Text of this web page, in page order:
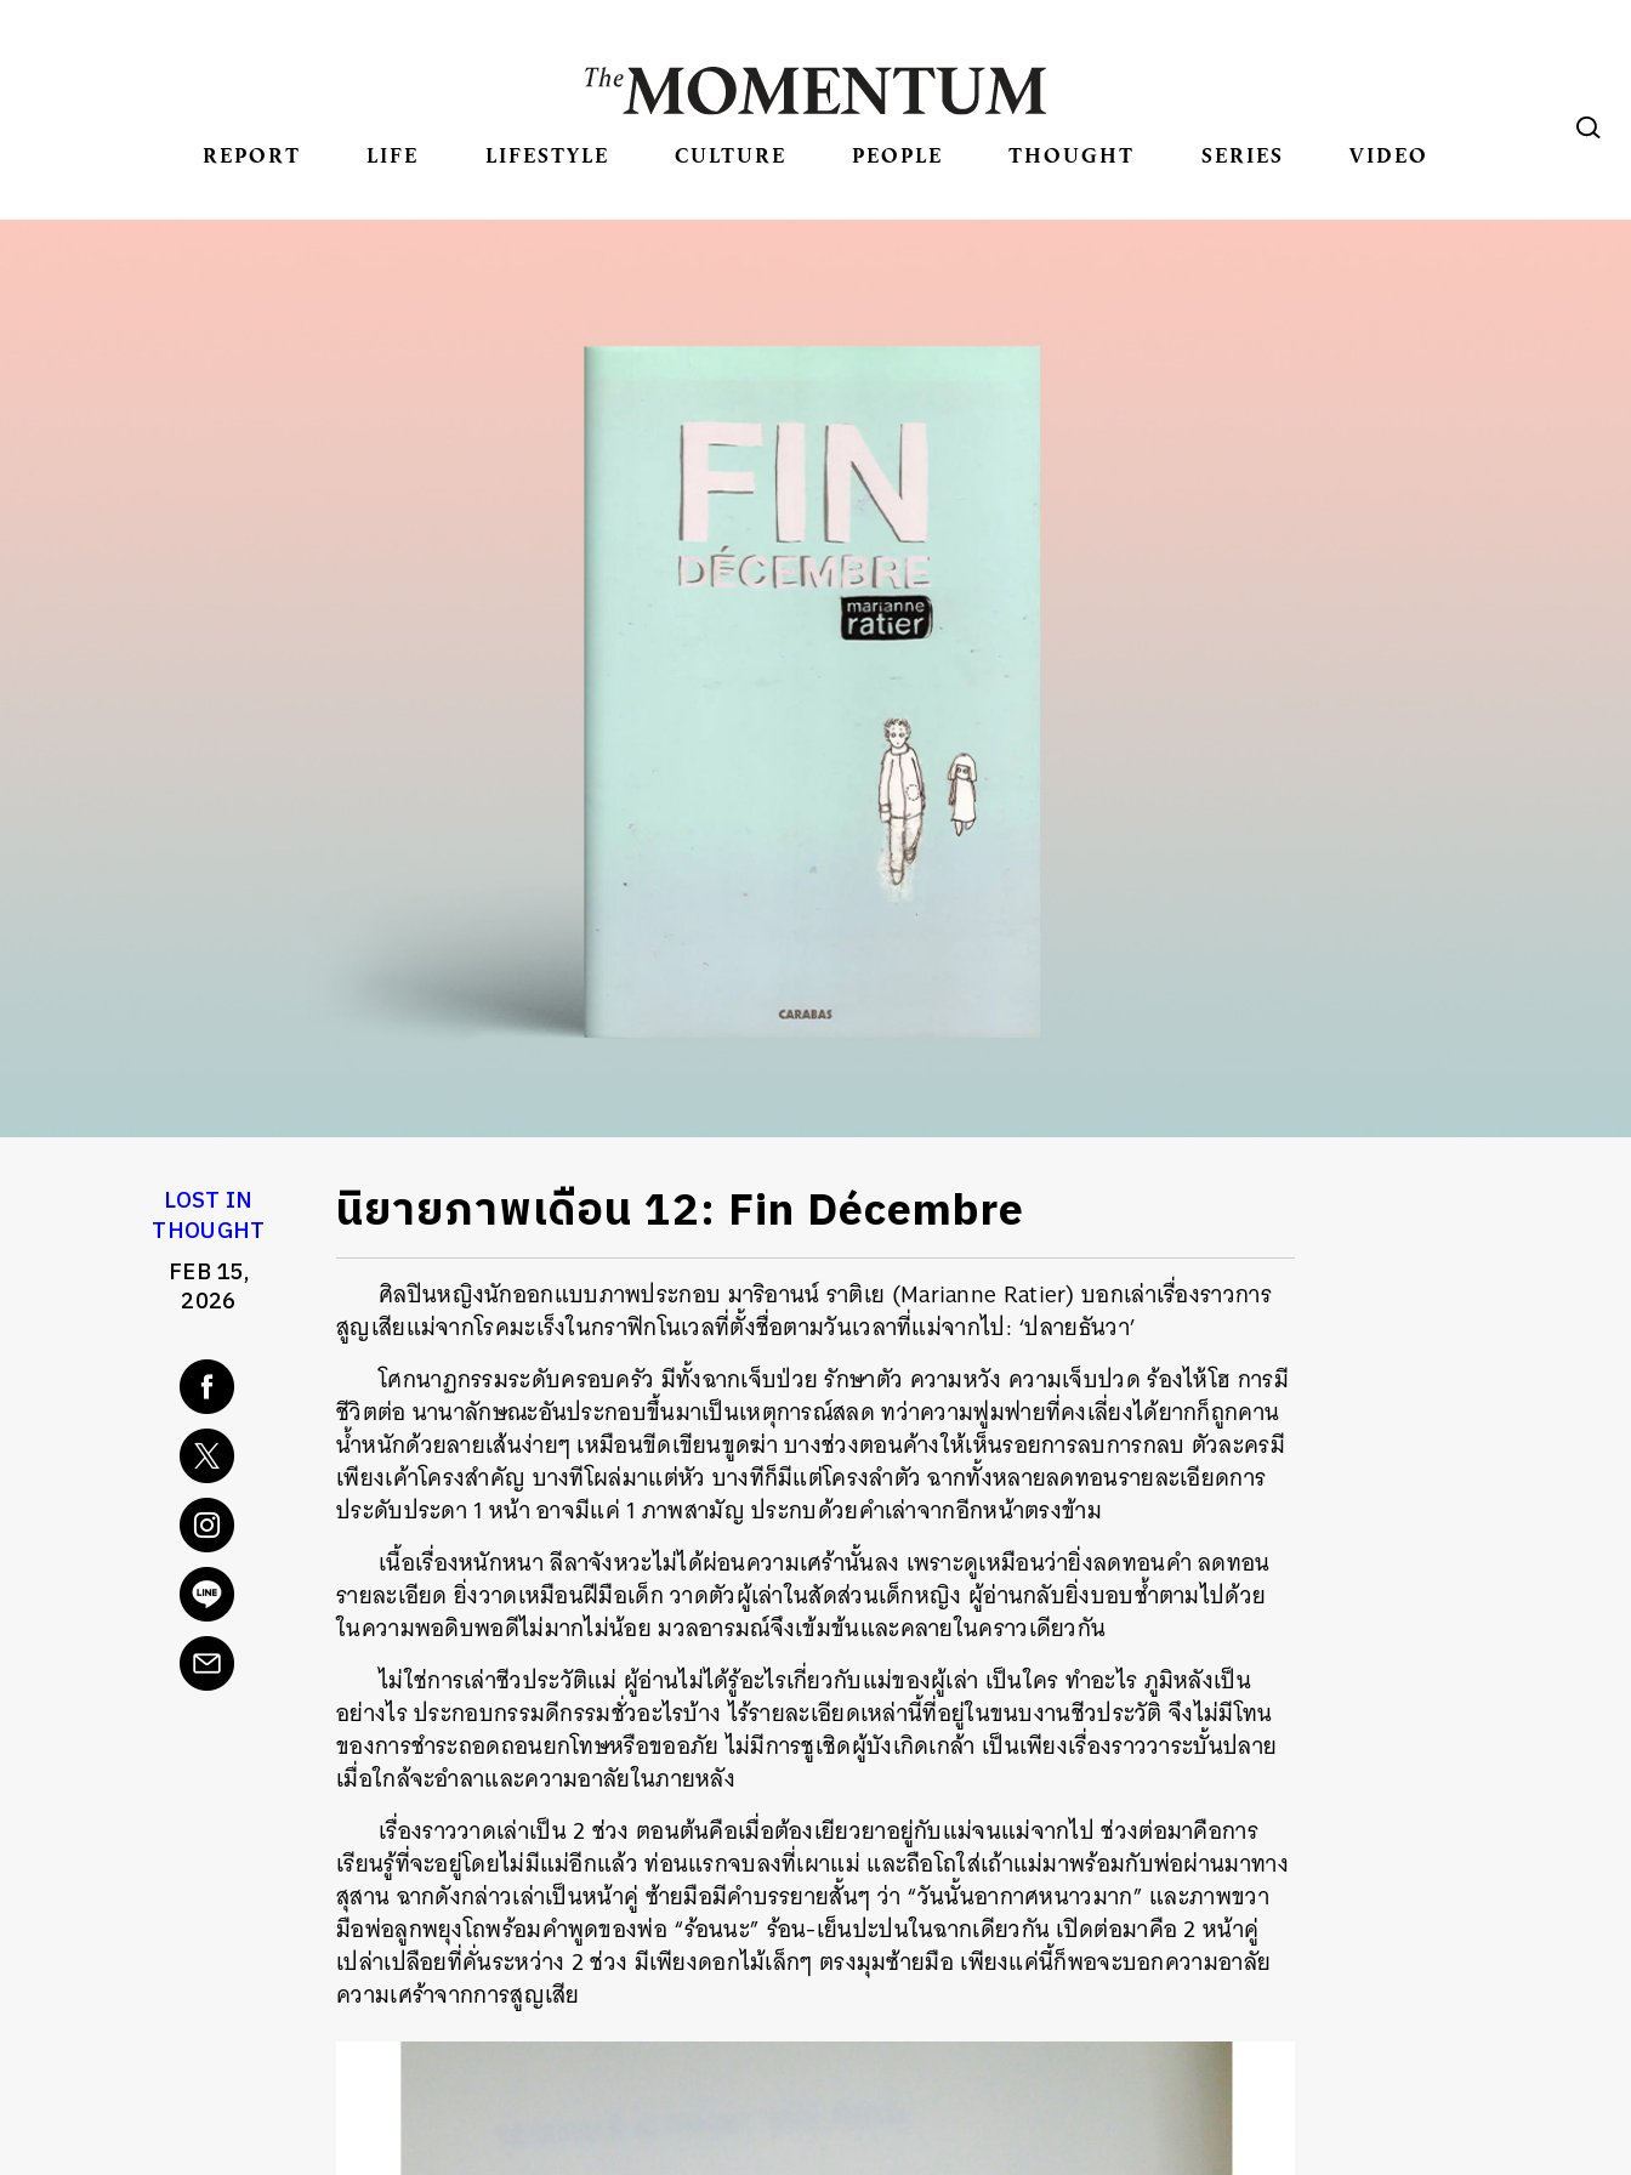
REPORT LIFE LIFESTYLE CULTURE PEOPLE THOUGHT SERIES VIDEO
LOST IN
THOUGHT
FEB 15,
2026
นิยายภาพเดือน 12: Fin Décembre
ศิลปินหญิงนักออกแบบภาพประกอบ มาริอานน์ ราติเย (Marianne Ratier) บอกเล่าเรื่องราวการ
สูญเสียแม่จากโรคมะเร็งในกราฟิกโนเวลที่ตั้งชื่อตามวันเวลาที่แม่จากไป: ‘ปลายธันวา’
โศกนาฏกรรมระดับครอบครัว มีทั้งฉากเจ็บป่วย รักษาตัว ความหวัง ความเจ็บปวด ร้องไห้โฮ การมี
ชีวิตต่อ นานาลักษณะอันประกอบขึ้นมาเป็นเหตุการณ์สลด ทว่าความฟูมฟายที่คงเลี่ยงได้ยากก็ถูกคาน
น้ำหนักด้วยลายเส้นง่ายๆ เหมือนขีดเขียนขูดฆ่า บางช่วงตอนค้างให้เห็นรอยการลบการกลบ ตัวละครมี
เพียงเค้าโครงสำคัญ บางทีโผล่มาแต่หัว บางทีก็มีแต่โครงลำตัว ฉากทั้งหลายลดทอนรายละเอียดการ
ประดับประดา 1 หน้า อาจมีแค่ 1 ภาพสามัญ ประกบด้วยคำเล่าจากอีกหน้าตรงข้าม
เนื้อเรื่องหนักหนา ลีลาจังหวะไม่ได้ผ่อนความเศร้านั้นลง เพราะดูเหมือนว่ายิ่งลดทอนคำ ลดทอน
รายละเอียด ยิ่งวาดเหมือนฝีมือเด็ก วาดตัวผู้เล่าในสัดส่วนเด็กหญิง ผู้อ่านกลับยิ่งบอบช้ำตามไปด้วย
ในความพอดิบพอดีไม่มากไม่น้อย มวลอารมณ์จึงเข้มข้นและคลายในคราวเดียวกัน
ไม่ใช่การเล่าชีวประวัติแม่ ผู้อ่านไม่ได้รู้อะไรเกี่ยวกับแม่ของผู้เล่า เป็นใคร ทำอะไร ภูมิหลังเป็น
อย่างไร ประกอบกรรมดีกรรมชั่วอะไรบ้าง ไร้รายละเอียดเหล่านี้ที่อยู่ในขนบงานชีวประวัติ จึงไม่มีโทน
ของการชำระถอดถอนยกโทษหรือขออภัย ไม่มีการชูเชิดผู้บังเกิดเกล้า เป็นเพียงเรื่องราววาระบั้นปลาย
เมื่อใกล้จะอำลาและความอาลัยในภายหลัง
เรื่องราววาดเล่าเป็น 2 ช่วง ตอนต้นคือเมื่อต้องเยียวยาอยู่กับแม่จนแม่จากไป ช่วงต่อมาคือการ
เรียนรู้ที่จะอยู่โดยไม่มีแม่อีกแล้ว ท่อนแรกจบลงที่เผาแม่ และถือโถใส่เถ้าแม่มาพร้อมกับพ่อผ่านมาทาง
สุสาน ฉากดังกล่าวเล่าเป็นหน้าคู่ ซ้ายมือมีคำบรรยายสั้นๆ ว่า “วันนั้นอากาศหนาวมาก” และภาพขวา
มือพ่อลูกพยุงโถพร้อมคำพูดของพ่อ “ร้อนนะ” ร้อน-เย็นปะปนในฉากเดียวกัน เปิดต่อมาคือ 2 หน้าคู่
เปล่าเปลือยที่คั่นระหว่าง 2 ช่วง มีเพียงดอกไม้เล็กๆ ตรงมุมซ้ายมือ เพียงแค่นี้ก็พอจะบอกความอาลัย
ความเศร้าจากการสูญเสีย